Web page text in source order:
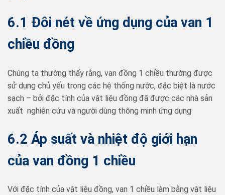
6.1 Đôi nét về ứng dụng của van 1
chiều đồng
Chúng ta thường thấy rằng, van đồng 1 chiều thường được
sử dụng chủ yếu trong các hệ thống nước, đặc biệt là nước
sạch – bởi đặc tính của vật liệu đồng đã được các nhà sản
xuất nghiên cứu và người dùng thông minh ứng dụng
6.2 Áp suất và nhiệt độ giới hạn
của van đồng 1 chiều
Với đặc tính của vật liệu đồng, van 1 chiều làm bằng vật liệu